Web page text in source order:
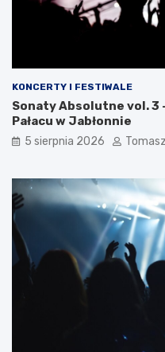
KONCERTY I FESTIWALE
Sonaty Absolutne vol. 3
Pałacu w Jabłonnie
5 sierpnia 2026